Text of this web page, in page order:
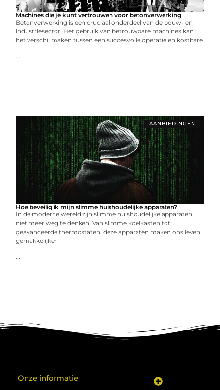
Machines die je kunt vertrouwen voor betonverwerking
Betonverwerking is een cruciaal onderdeel van de bouw- en
industriesector. Het gebruik van betrouwbare machines kan
het verschil maken tussen een succesvolle operatie en kostbare
...
AANBIEDINGEN
Hoe beveilig ik mijn slimme huishoudelijke apparaten?
In de moderne wereld zijn slimme huishoudelijke apparaten
niet meer weg te denken. Van slimme koelkasten tot
geavanceerde thermostaten, deze apparaten maken ons leven
gemakkelijker
...
Onze informatie